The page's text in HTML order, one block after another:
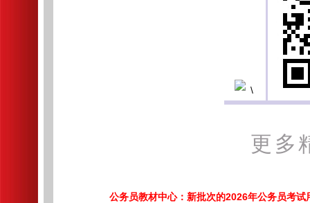
更多
公务员教材中心：新批次的2026年公务员考试